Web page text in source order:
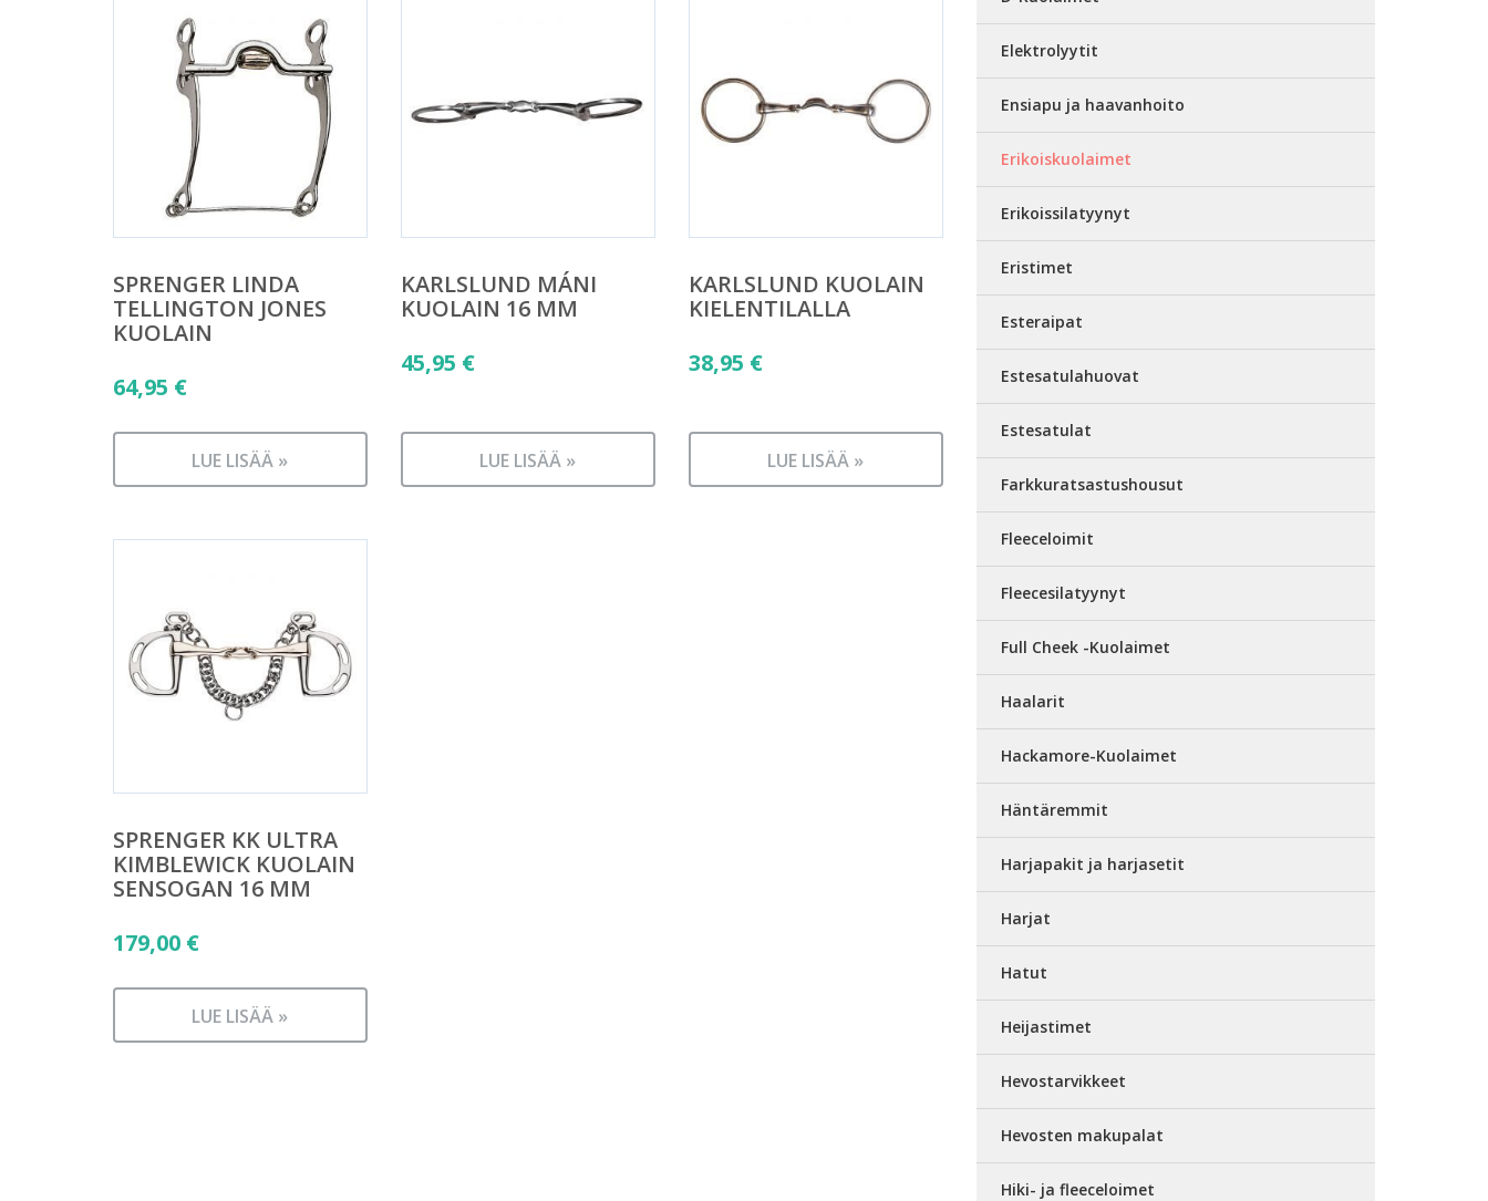
SPRENGER LINDA
TELLINGTON JONES
KUOLAIN
64,95 €
LUE LISÄÄ »
KARLSLUND MÁNI
KUOLAIN 16 MM
45,95 €
LUE LISÄÄ »
KARLSLUND KUOLAIN
KIELENTILALLA
38,95 €
LUE LISÄÄ »
SPRENGER KK ULTRA
KIMBLEWICK KUOLAIN
SENSOGAN 16 MM
179,00 €
LUE LISÄÄ »
Elektrolyytit
Ensiapu ja haavanhoito
Erikoiskuolaimet
Erikoissilatyynyt
Eristimet
Esteraipat
Estesatulahuovat
Estesatulat
Farkkuratsastushousut
Fleeceloimit
Fleecesilatyynyt
Full Cheek -Kuolaimet
Haalarit
Hackamore-Kuolaimet
Häntäremmit
Harjapakit ja harjasetit
Harjat
Hatut
Heijastimet
Hevostarvikkeet
Hevosten makupalat
Hiki- ja fleeceloimet